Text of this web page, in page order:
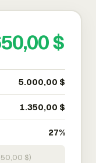
$
5.000,00 $
1.350,00 $
27%
$)